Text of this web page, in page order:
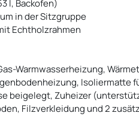
l, Backofen)
in der Sitzgruppe
Echtholzrahmen
Warmwasserheizung,
Isoliermatte
beigelegt, Zuheizer
Filzverkleidung und 2